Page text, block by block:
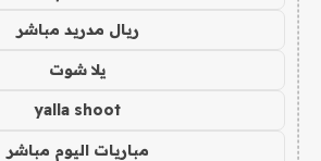
ريال مدريد مباشر
يلا شوت
yalla shoot
مباريات اليوم مباشر